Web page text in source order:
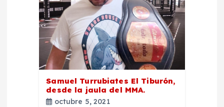
Samuel Turrubiates El Tiburón,
desde la jaula del MMA.
octubre 5, 2021